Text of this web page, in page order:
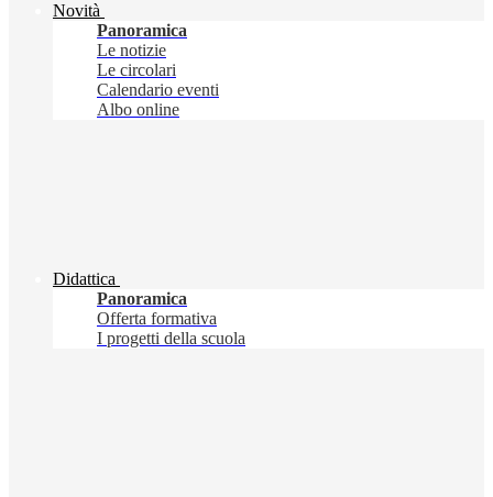
Novità
Panoramica
Le notizie
Le circolari
Calendario eventi
Albo online
Didattica
Panoramica
Offerta formativa
I progetti della scuola